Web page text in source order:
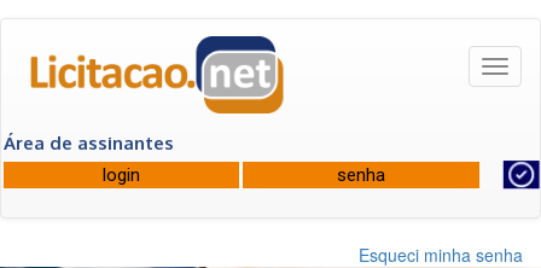
Área de assinantes
Esqueci minha senha